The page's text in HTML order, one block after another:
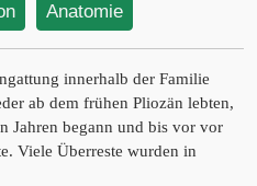
Anatomie
innerhalb der Familie
ab dem frühen Pliozän lebten,
Jahren begann und bis vor vor
Viele Überreste wurden in